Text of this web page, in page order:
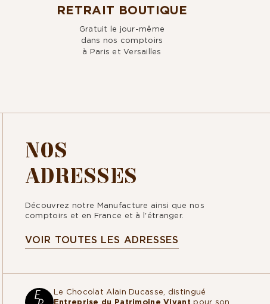
RETRAIT BOUTIQUE
Gratuit le jour-même
dans nos comptoirs
à Paris et Versailles
NOS
ADRESSES
Découvrez notre Manufacture ainsi que nos
comptoirs et en France et à l'étranger.
VOIR TOUTES LES ADRESSES
Le Chocolat Alain Ducasse, distingué
pour son